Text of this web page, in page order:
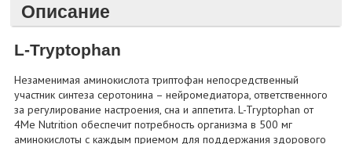
Описание
L-Tryptophan
Незаменимая аминокислота триптофан непосредственный
участник синтеза серотонина – нейромедиатора, ответственного
за регулирование настроения, сна и аппетита. L-Tryptophan от
4Me Nutrition обеспечит потребность организма в 500 мг
аминокислоты с каждым приемом для поддержания здорового